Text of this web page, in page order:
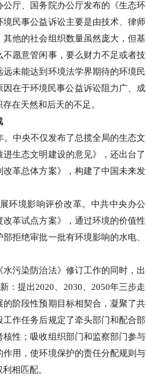
厅、国务院办公厅发布的《生态环
民事公益诉讼主要是由技术、律师
他的社会组织数量虽然庞大，但基
愿意管闲事，要么财力不足或者技
未能达到环境法学界期待的环境民
在于环境民事公益诉讼阻力广、成
在天然和后天的不足。
中央不仅发布了总揽全局的生态文
生态文明建设的意见》，还出台了
革总体方案》，构建了中国未来发
境影响评价改革。中共中央办公
革试点方案》，通过环境的价值性
拒绝审批一批有环境影响的水电、
污染防治法》修订工作的同时，出
：提出2020、2030、2050年三步走
阶段性预期目标相契合，凝聚了共
作任务后规定了牵头部门和配合部
性；吸收组织部门和监察部门参与
用，使环境保护的责任分配规则与
相匹配。